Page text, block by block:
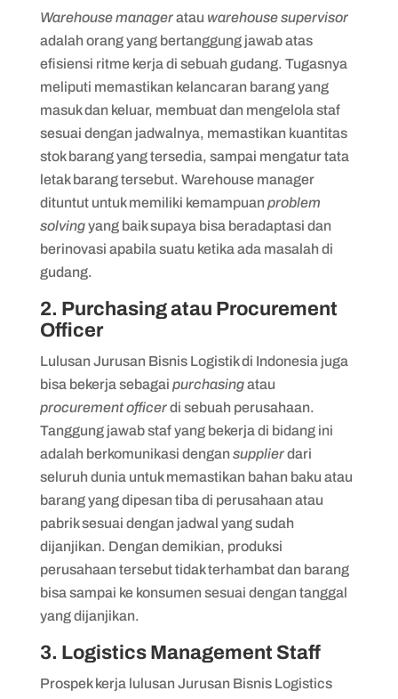
Warehouse manageratau warehouse supervisor
adalah orang yang bertanggung jawab atas
efisiensi ritme kerja di sebuah gudang. Tugasnya
meliputi memastikan kelancaran barang yang
masuk dan keluar, membuat dan mengelola staf
sesuai dengan jadwalnya, memastikan kuantitas
stok barang yang tersedia, sampai mengatur tata
letak barang tersebut. Warehouse manager
dituntut untuk memiliki kemampuanproblem
solvingyang baik supaya bisa beradaptasi dan
berinovasi apabila suatu ketika ada masalah di
gudang.
2. Purchasing atau Procurement
Officer
Lulusan Jurusan Bisnis Logistik di Indonesia juga
bisa bekerja sebagai purchasingatau
procurement officerdi sebuah perusahaan.
Tanggung jawab staf yang bekerja di bidang ini
adalah berkomunikasi dengansupplierdari
seluruh dunia untuk memastikan bahan baku atau
barang yang dipesan tiba di perusahaan atau
pabrik sesuai dengan jadwal yang sudah
dijanjikan. Dengan demikian, produksi
perusahaan tersebut tidak terhambat dan barang
bisa sampai ke konsumen sesuai dengan tanggal
yang dijanjikan.
3. Logistics Management Staff
Prospek kerja lulusan Jurusan Bisnis Logistics